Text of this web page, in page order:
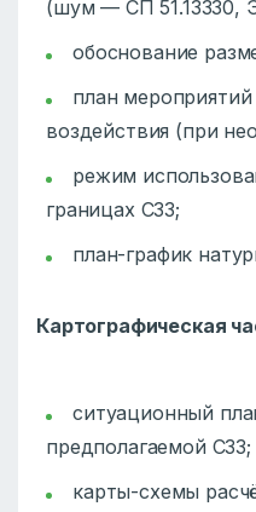
(шум — СП 51.13330,
обоснование
план
воздействия (при
режим
границах СЗЗ;
план-график
Картографическая
ситуационный
предполагаемой СЗЗ;
карты-схемы